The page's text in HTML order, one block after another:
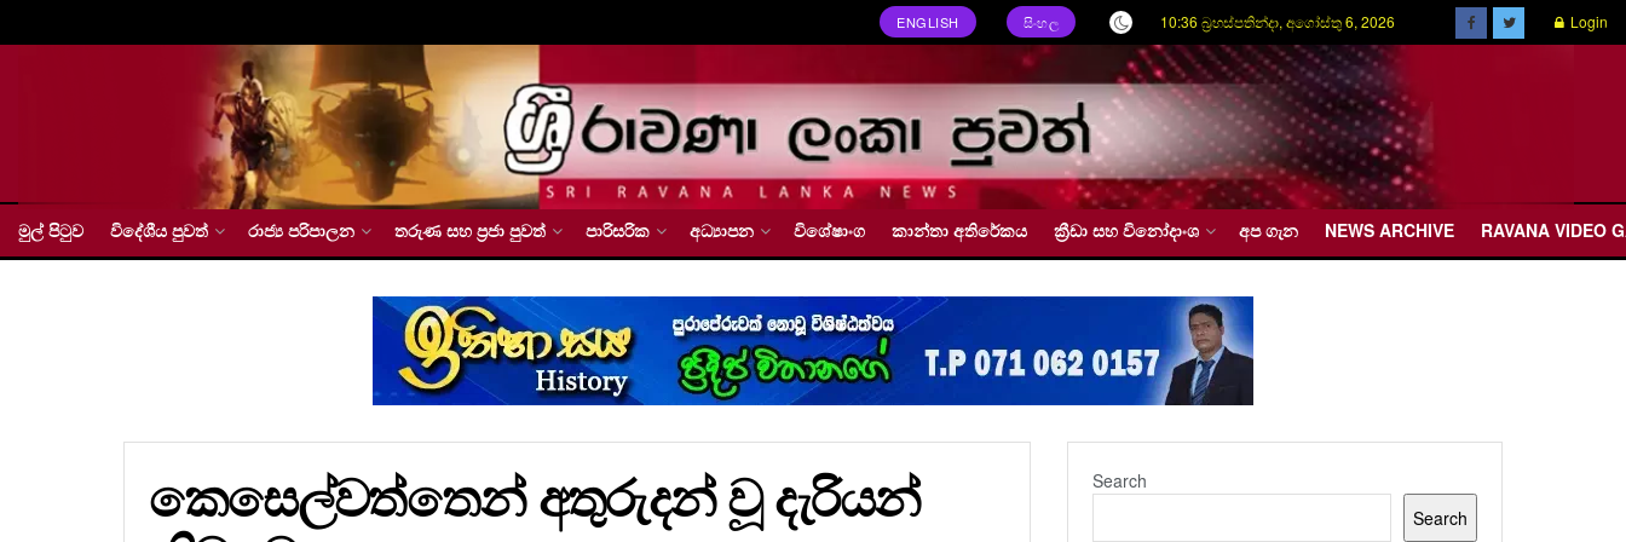
ENGLISH සිංහල 10:36 බ්‍රහස්පතින්දා, අගෝස්තු 6, 2026 Login
මුල් පිටුව විදේශීය පුවත් රාජ්‍ය පරිපාලන තරුණ සහ ප්‍රජා පුවත් පාරිසරික අධ්‍යාපන විශේෂාංග කාන්තා අතිරේකය ක්‍රීඩා සහ විනෝදාංශ අප ගැන NEWS ARCHIVE RAVANA VIDEO
කෙසෙල්වත්තෙන් අතුරුදන් වූ දැරියන්
Search
Search